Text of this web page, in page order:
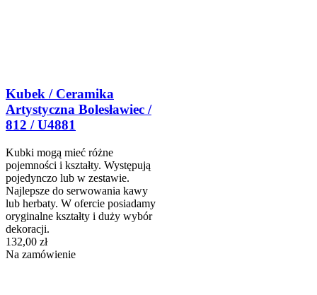
Kubek / Ceramika
Artystyczna Bolesławiec /
812 / U4881
Kubki mogą mieć różne
pojemności i kształty. Występują
pojedynczo lub w zestawie.
Najlepsze do serwowania kawy
lub herbaty. W ofercie posiadamy
oryginalne kształty i duży wybór
dekoracji.
132,00 zł
Na zamówienie